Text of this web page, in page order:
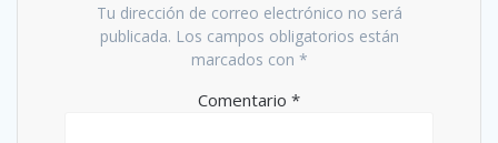
Tu dirección de correo electrónico no será
publicada. Los campos obligatorios están
marcados con *
Comentario *